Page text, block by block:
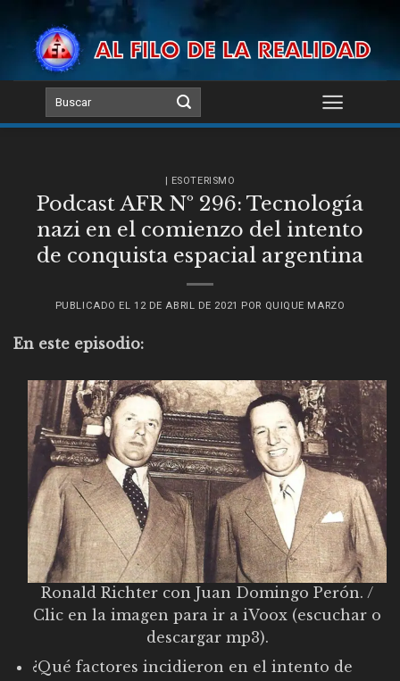
content
| ESOTERISMO
Podcast AFR Nº 296: Tecnología
nazi en el comienzo del intento
de conquista espacial argentina
PUBLICADO EL 12 DE ABRIL DE 2021 POR QUIQUE MARZO
En este episodio:
Ronald Richter con Juan Domingo Perón. /
Clic en la imagen para ir a iVoox (escuchar o
descargar mp3).
¿Qué factores incidieron en el intento de